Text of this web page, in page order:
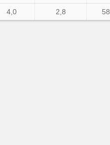
4,0 2,8 58